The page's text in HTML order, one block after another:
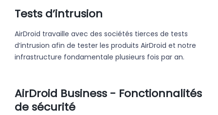
Tests d’intrusion
AirDroid travaille avec des sociétés tierces de tests
d’intrusion afin de tester les produits AirDroid et notre
infrastructure fondamentale plusieurs fois par an.
AirDroid Business - Fonctionnalités
de sécurité